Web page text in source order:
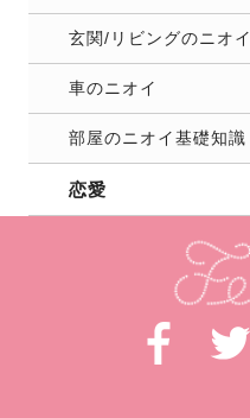
玄関/リビングのニオイ
車のニオイ
部屋のニオイ基礎知識
恋愛